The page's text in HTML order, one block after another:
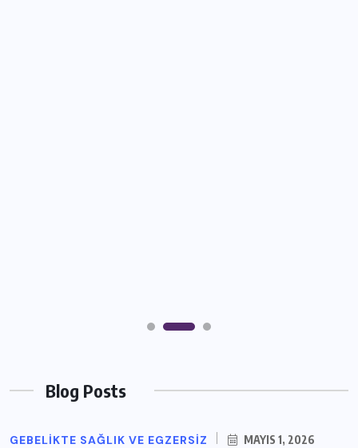
Blog Posts
GEBELIKTE SAĞLIK VE EGZERSIZ MAYIS 1, 2026